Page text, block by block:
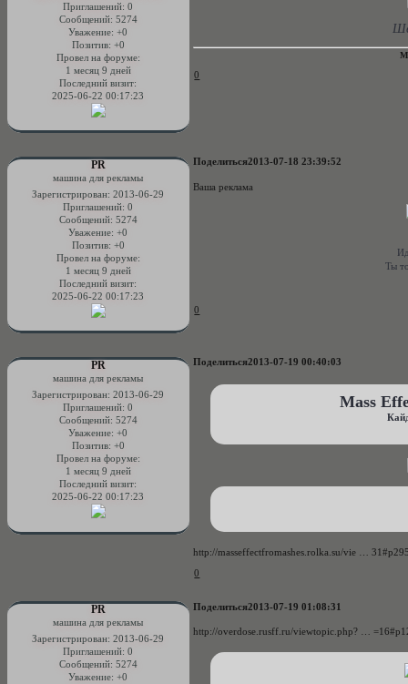
Приглашений: 0
Сообщений: 5274
Уважение: +0
Позитив: +0
Провел на форуме:
1 месяц 9 дней
Последний визит:
2025-06-22 00:17:23
0
Поделиться2013-07-18 23:39:52
PR
машина для рекламы
Зарегистрирован: 2013-06-29
Приглашений: 0
Сообщений: 5274
Уважение: +0
Позитив: +0
Провел на форуме:
1 месяц 9 дней
Последний визит:
2025-06-22 00:17:23
Ваша реклама
Ты
0
Поделиться2013-07-19 00:40:03
PR
машина для рекламы
Зарегистрирован: 2013-06-29
Приглашений: 0
Сообщений: 5274
Уважение: +0
Позитив: +0
Провел на форуме:
1 месяц 9 дней
Последний визит:
2025-06-22 00:17:23
Mass
http://masseffectfromashes.rolka.su/vie …
0
Поделиться2013-07-19 01:08:31
PR
машина для рекламы
Зарегистрирован: 2013-06-29
Приглашений: 0
Сообщений: 5274
Уважение: +0
http://overdose.rusff.ru/viewtopic.php? …